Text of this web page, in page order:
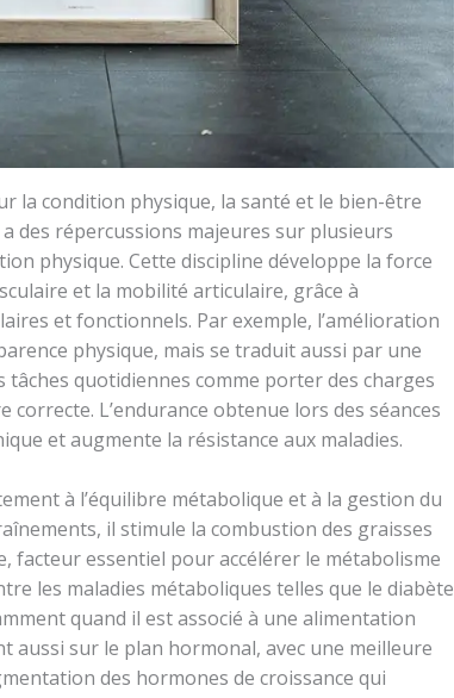
la condition physique, la santé et le bien-être
des répercussions majeures sur plusieurs
physique. Cette discipline développe la force
et la mobilité articulaire, grâce à
et fonctionnels. Par exemple, l’amélioration
physique, mais se traduit aussi par une
tâches quotidiennes comme porter des charges
L’endurance obtenue lors des séances
et augmente la résistance aux maladies.
à l’équilibre métabolique et à la gestion du
il stimule la combustion des graisses
facteur essentiel pour accélérer le métabolisme
les maladies métaboliques telles que le diabète
quand il est associé à une alimentation
aussi sur le plan hormonal, avec une meilleure
des hormones de croissance qui